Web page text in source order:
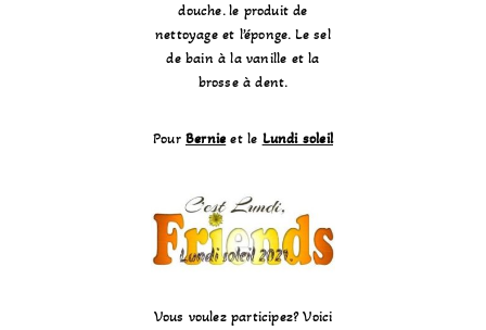
douche. le produit de
nettoyage et l’éponge. Le sel
de bain à la vanille et la
brosse à dent.
Pour Bernie et le Lundi soleil
Vous voulez participez? Voici